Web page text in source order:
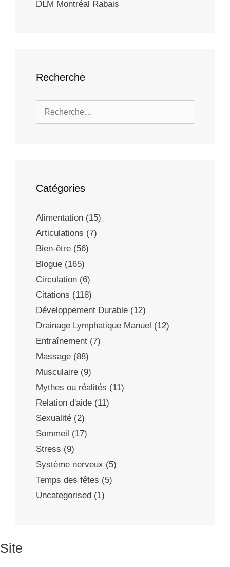
DLM Montréal Rabais
Recherche
Rechercher :
Catégories
Alimentation (15)
Articulations (7)
Bien-être (56)
Blogue (165)
Circulation (6)
Citations (118)
Développement Durable (12)
Drainage Lymphatique Manuel (12)
Entraînement (7)
Massage (88)
Musculaire (9)
Mythes ou réalités (11)
Relation d'aide (11)
Sexualité (2)
Sommeil (17)
Stress (9)
Système nerveux (5)
Temps des fêtes (5)
Uncategorised (1)
Site